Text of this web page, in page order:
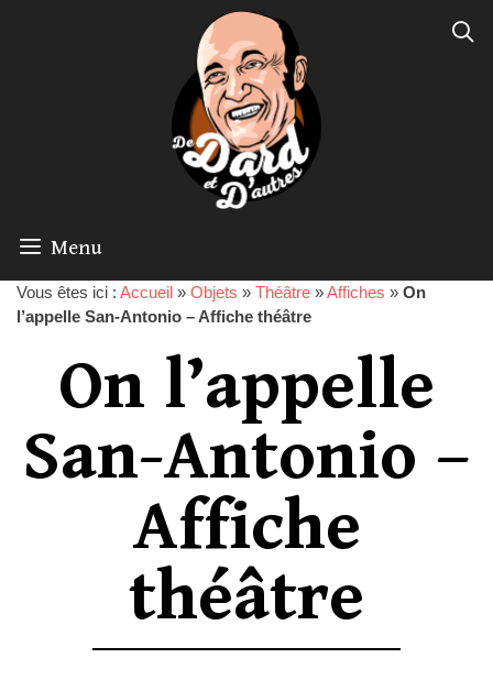
Menu
Vous êtes ici : Accueil » Objets » Théâtre »Affiches » On
l’appelle San-Antonio – Affiche théâtre
On l’appelle
San-Antonio –
Affiche
théâtre